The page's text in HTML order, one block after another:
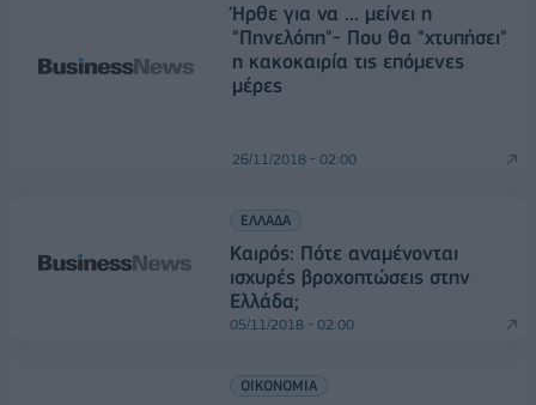
Ήρθε για να ... μείνει η
"Πηνελόπη"- Που θα "χτυπήσει"
η κακοκαιρία τις επόμενες
μέρες
26/11/2018 - 02:00
ΕΛΛΑΔΑ
Καιρός: Πότε αναμένονται
ισχυρές βροχοπτώσεις στην
Ελλάδα;
05/11/2018 - 02:00
ΟΙΚΟΝΟΜΙΑ